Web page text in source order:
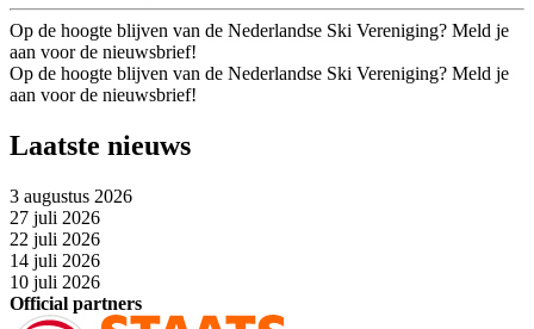
Op de hoogte blijven van de Nederlandse Ski Vereniging? Meld je
aan voor de nieuwsbrief!
Op de hoogte blijven van de Nederlandse Ski Vereniging? Meld je
aan voor de nieuwsbrief!
Laatste nieuws
3 augustus 2026
27 juli 2026
22 juli 2026
14 juli 2026
10 juli 2026
Official partners